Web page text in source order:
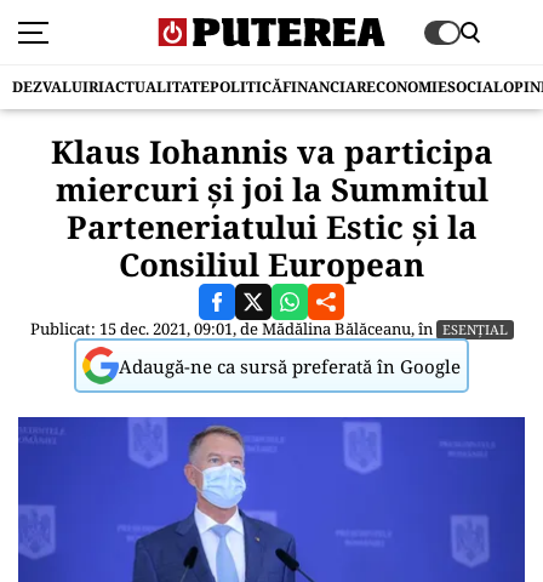
DEZVALUIRIACTUALITATEPOLITICĂFINANCIARECONOMIESOCIAL
Klaus Iohannis va participa
miercuri și joi la Summitul
Parteneriatului Estic şi la
Consiliul European
Publicat: 15 dec. 2021, 09:01, deMădălina Bălăceanu, în ESENȚIAL
Adaugă-ne ca sursă preferată în Google